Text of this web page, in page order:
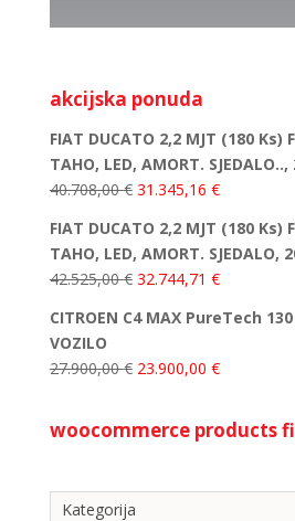
akcijska ponuda
FIAT DUCATO 2,2 MJT (180 Ks)
TAHO, LED, AMORT.
40.708,00€ 31.345,16 €
FIAT DUCATO 2,2 MJT (180 Ks)
TAHO, LED, AMORT. SJEDALO,
42.525,00€ 32.744,71 €
CITROEN C4 MAX PureTech
VOZILO
27.900,00€ 23.900,00 €
woocommerce products
Kategorija